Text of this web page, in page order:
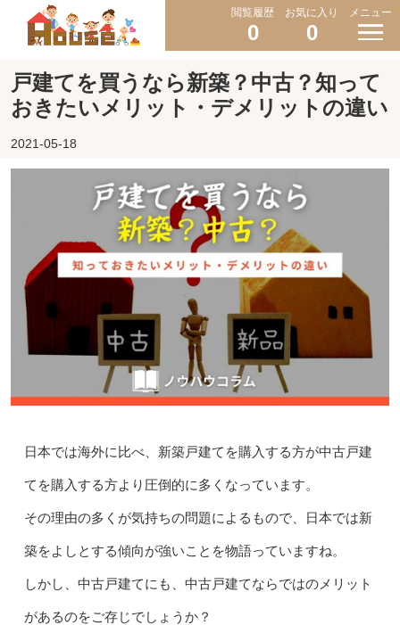
閲覧履歴
0
お気に入り
0
メニュー
戸建てを買うなら新築？中古？知って
おきたいメリット・デメリットの違い
2021-05-18
日本では海外に比べ、新築戸建てを購入する方が中古戸建
てを購入する方より圧倒的に多くなっています。
その理由の多くが気持ちの問題によるもので、日本では新
築をよしとする傾向が強いことを物語っていますね。
しかし、中古戸建てにも、中古戸建てならではのメリット
があるのをご存じでしょうか？